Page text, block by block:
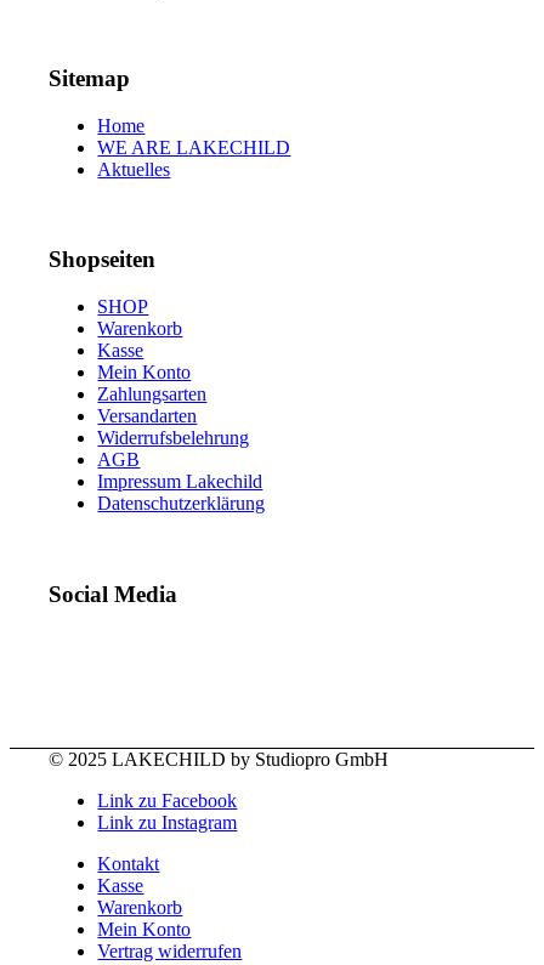
Sitemap
Home
WE ARE LAKECHILD
Aktuelles
Shopseiten
SHOP
Warenkorb
Kasse
Mein Konto
Zahlungsarten
Versandarten
Widerrufsbelehrung
AGB
Impressum Lakechild
Datenschutzerklärung
Social Media
© 2025 LAKECHILD by Studiopro GmbH
Link zu Facebook
Link zu Instagram
Kontakt
Kasse
Warenkorb
Mein Konto
Vertrag widerrufen